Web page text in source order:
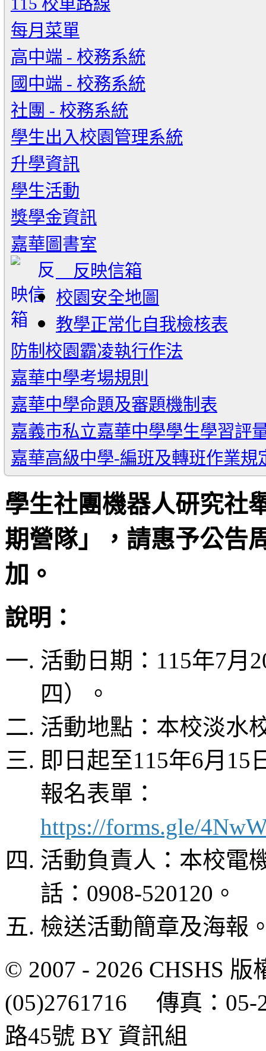
每月菜單
高中端 - 校務系統
國中端 - 校務系統
社團 - 校務系統
學生出入校園管理系統
升學資訊
學生活動
獎學金資訊
嘉華圖書室
反映信箱
校園安全地圖
教學正常化自我檢核表
防制校園霸凌執行作法
嘉華中學考場規則
嘉華中學命題及審題機制表
嘉義市私立嘉華中學學生學習評
嘉華高級中學-編班及轉班作業規
學生社團機器人研究社
期營隊」，請惠予公告
加。
說明：
活動日期：115年7月
四）。
活動地點：本校淡水
即日起至115年6月15
報名表單：
https://forms.gle/
活動負責人：本校電
話：0908-520120。
檢送活動簡章及海報
© 2007 - 2026 CHSHS
(05)2761716 傳真：05-
路45號 BY 資訊組